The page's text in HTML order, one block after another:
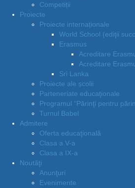
Competiții
Proiecte
Proiecte internaționale
World School (ediţii
Erasmus
Acreditare
Acreditare
Sri Lanka
Proiecte ale școlii
Parteneriate educaţionale
Programul “Părinţi pentru
Turnul Babel
Admitere
Oferta educaţională
Clasa a V-a
Clasa a IX-a
Noutăţi
Anunţuri
Evenimente